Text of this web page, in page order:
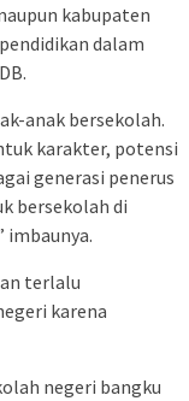
kabupaten
dalam
anak bersekolah.
karakter, potensi
generasi penerus
bersekolah di
imbaunya.
terlalu
karena
negeri bangku